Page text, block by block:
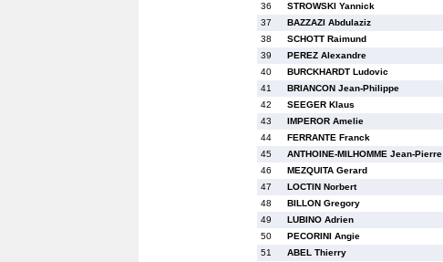
36
STROWSKI Yannick
37
BAZZAZI Abdulaziz
38
SCHOTT Raimund
39
PEREZ Alexandre
40
BURCKHARDT Ludovic
41
BRIANCON Jean-Philippe
42
SEEGER Klaus
43
IMPEROR Amelie
44
FERRANTE Franck
45
ANTHOINE-MILHOMME Jean-Pierre
46
MEZQUITA Gerard
47
LOCTIN Norbert
48
BILLON Gregory
49
LUBINO Adrien
50
PECORINI Angie
51
ABEL Thierry